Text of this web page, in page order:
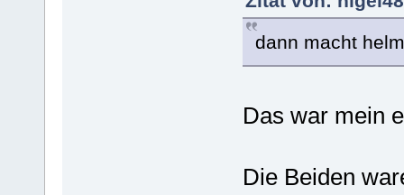
dann macht
Das war mein
Die Beiden